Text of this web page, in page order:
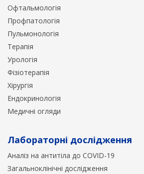
Офтальмологія
Профпатологія
Пульмонологія
Терапія
Урологія
Фізіотерапія
Хірургія
Ендокринологія
Медичні огляди
Лабораторні дослідження
Аналіз на антитіла до COVID-19
Загальноклінічні дослідження